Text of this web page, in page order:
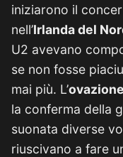
iniziarono il
nell’Irlanda del
U2 avevano
se non fosse
mai più. L’ovazione
la conferma della
suonata diverse
riuscivano a fare